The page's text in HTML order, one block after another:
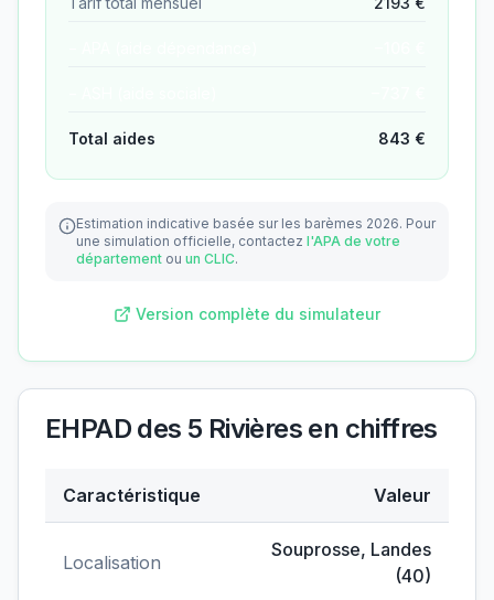
Total aides 843 €
Estimation indicative basée sur les barèmes 2026. Pour
une simulation officielle, contactez l'APA de votre
département ou un CLIC.
Version complète du simulateur
EHPAD des 5 Rivières en chiffres
Caractéristique Valeur
Localisation
Souprosse, Landes
(40)